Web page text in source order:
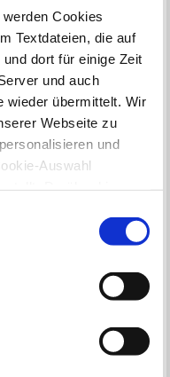
Cookies
Textdateien, die auf
dort für einige Zeit
und auch
wieder übermittelt. Wir
Webseite zu
und
Auswahl
besteht die Gefahr,
von
dass Sie sich mit
wie lang sie
gesetzt wurden und